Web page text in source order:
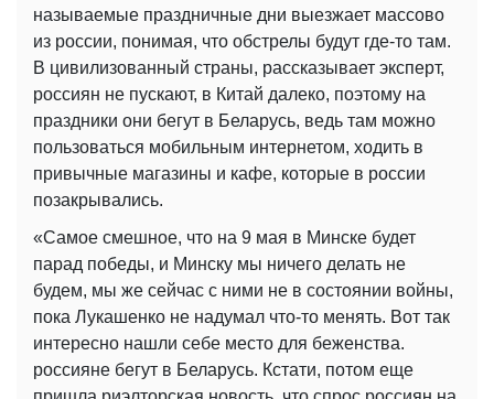
называемые праздничные дни выезжает массово
из россии, понимая, что обстрелы будут где-то там.
В цивилизованный страны, рассказывает эксперт,
россиян не пускают, в Китай далеко, поэтому на
праздники они бегут в Беларусь, ведь там можно
пользоваться мобильным интернетом, ходить в
привычные магазины и кафе, которые в россии
позакрывались.
«Самое смешное, что на 9 мая в Минске будет
парад победы, и Минску мы ничего делать не
будем, мы же сейчас с ними не в состоянии войны,
пока Лукашенко не надумал что-то менять. Вот так
интересно нашли себе место для беженства.
россияне бегут в Беларусь. Кстати, потом еще